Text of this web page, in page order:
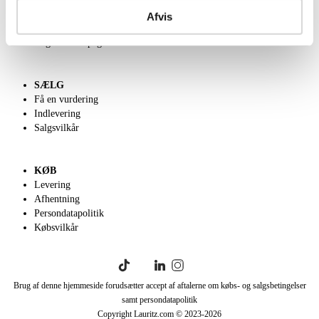
Afvis
SÆLG
Få en vurdering
Indlevering
Salgsvilkår
KØB
Levering
Afhentning
Persondatapolitik
Købsvilkår
Brug af denne hjemmeside forudsætter accept af aftalerne om købs- og salgsbetingelser
samt persondatapolitik
Copyright Lauritz.com © 2023-2026